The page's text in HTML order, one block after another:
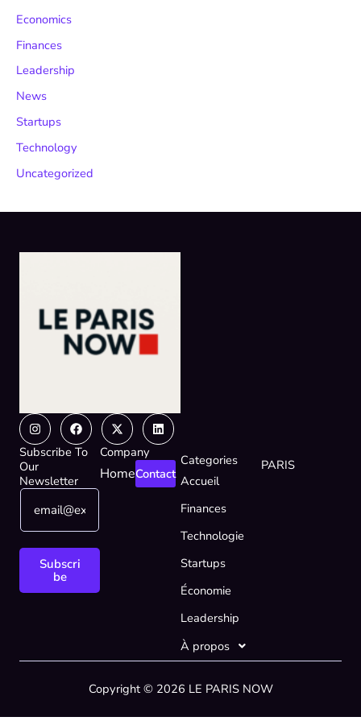
Economics
Finances
Leadership
News
Startups
Technology
Uncategorized
InstagramFacebook
X-
twitter
Linkedin
Subscribe To
Our
Newsletter
*
E
l
E
a
Subscri
be
Company
HomeContact
Categories
Accueil
Finances
Technologie
Startups
Économie
Leadership
À propos
PARIS
Copyright © 2026 LE PARIS NOW